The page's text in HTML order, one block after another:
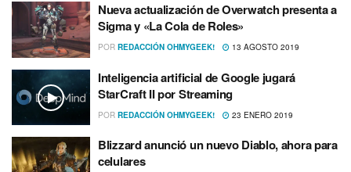
Nueva actualización de Overwatch presenta a
Sigma y «La Cola de Roles»
POR REDACCIÓN OHMYGEEK! 13 AGOSTO 2019
Inteligencia artificial de Google jugará
StarCraft II por Streaming
POR REDACCIÓN OHMYGEEK! 23 ENERO 2019
Blizzard anunció un nuevo Diablo, ahora para
celulares